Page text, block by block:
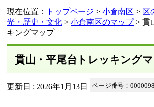
現在位置： トップページ > 小倉南区 > 区
光・歴史・文化 > 小倉南区のマップ> 貫
キングマップ
貫山・平尾台トレッキング
更新日 : 2026年1月13日 ページ番号：